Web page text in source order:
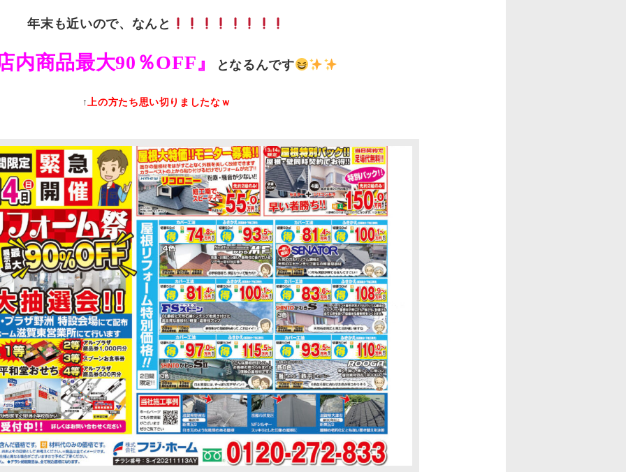
年末も近いので、なんと
店内商品最大90％OFF』 となるんです
↑上の方たち思い切りましたなｗ